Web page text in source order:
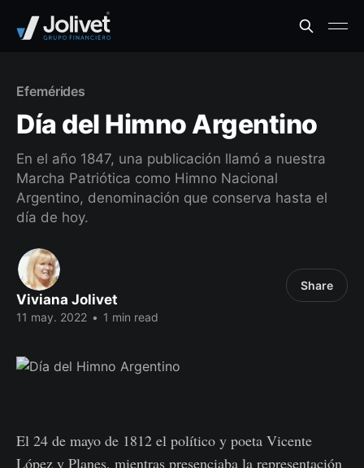
Efemérides
Día del Himno Argentino
En el año 1847, una publicación llamó a nuestra
Marcha Patriótica como Himno Nacional
Argentino, denominación que conserva hasta el
día de hoy.
Viviana Jolivet
11 may. 2022 • 1 min read
Share
El 24 de mayo de 1812 el político y poeta Vicente
López y Planes, mientras presenciaba la representación